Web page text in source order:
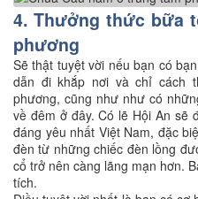
4. Thưởng thức bữa
phương
Sẽ thật tuyệt vời nếu bạn có
dẫn đi khắp nơi và chỉ cách
phương, cũng như như có
về đêm ở đây. Có lẽ Hội An sẽ
đáng yêu nhất Việt Nam, đặc
đèn từ những chiếc đèn lồng
cổ trở nên càng lãng mạn hơn.
tích.